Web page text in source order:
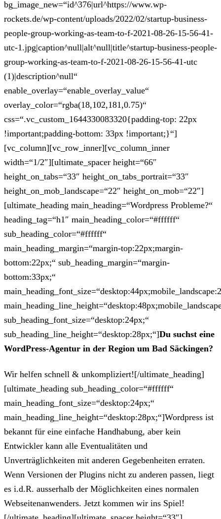
bg_image_new=“id^376|url^https://www.wp-
rockets.de/wp-content/uploads/2022/02/startup-business-
people-group-working-as-team-to-f-2021-08-26-15-56-41-
utc-1.jpg|caption^null|alt^null|title^startup-business-people-
group-working-as-team-to-f-2021-08-26-15-56-41-utc
(1)|description^null“
enable_overlay=“enable_overlay_value“
overlay_color=“rgba(18,102,181,0.75)“
css=“.vc_custom_1644330083320{padding-top: 22px
!important;padding-bottom: 33px !important;}“]
[vc_column][vc_row_inner][vc_column_inner
width=“1/2″][ultimate_spacer height=“66″
height_on_tabs=“33″ height_on_tabs_portrait=“33″
height_on_mob_landscape=“22″ height_on_mob=“22″]
[ultimate_heading main_heading=“Wordpress Probleme?“
heading_tag=“h1″ main_heading_color=“#ffffff“
sub_heading_color=“#ffffff“
main_heading_margin=“margin-top:22px;margin-
bottom:22px;“ sub_heading_margin=“margin-
bottom:33px;“
sub_heading_font_size=“desktop:24px;“
sub_heading_line_height=“desktop:28px;“]Du suchst eine
WordPress-Agentur in der Region um Bad Säckingen?
Wir helfen schnell & unkompliziert![/ultimate_heading]
[ultimate_heading sub_heading_color=“#ffffff“
main_heading_font_size=“desktop:24px;“
main_heading_line_height=“desktop:28px;“]Wordpress ist
bekannt für eine einfache Handhabung, aber kein
Entwickler kann alle Eventualitäten und
Unverträglichkeiten mit anderen Gegebenheiten erraten.
Wenn Versionen der Plugins nicht zu anderen passen, liegt
es i.d.R. ausserhalb der Möglichkeiten eines normalen
Webseitenanwenders. Jetzt kommen wir ins Spiel!